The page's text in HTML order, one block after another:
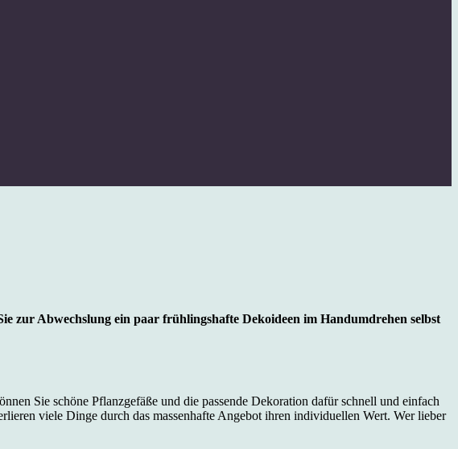
zur Abwechslung ein paar frühlingshafte Dekoideen im Handumdrehen selbst
Sie schöne Pflanzgefäße und die passende Dekoration dafür schnell und einfach
viele Dinge durch das massenhafte Angebot ihren individuellen Wert. Wer lieber